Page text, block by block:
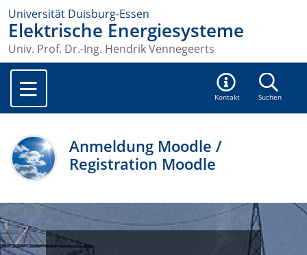
Universität Duisburg-Essen
Elektrische Energiesysteme
Univ. Prof. Dr.-Ing. Hendrik Vennegeerts
Kontakt Suchen
Anmeldung Moodle /
Registration Moodle